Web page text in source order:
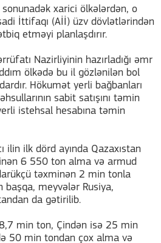
xarici ölkələrdən, o
İttifaqı (Aİİ) üzv dövlətlərindən
etməyi planlaşdırır.
Nazirliyinin hazırladığı əmr
ölkədə bu il gözlənilən bol
Hökumət yerli bağbanları
sabit satışını təmin
istehsal hesabına təmin
ilin ilk dörd ayında Qazaxıstan
6 550 ton alma və armud
təxminən 2 min tonla
başqa, meyvələr Rusiya,
da gətirilib.
min ton, Çindən isə 25 min
50 min tondan çox alma və